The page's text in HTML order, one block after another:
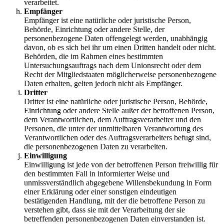
verarbeitet.
Empfänger
Empfänger ist eine natürliche oder juristische Person,
Behörde, Einrichtung oder andere Stelle, der
personenbezogene Daten offengelegt werden, unabhängig
davon, ob es sich bei ihr um einen Dritten handelt oder nicht.
Behörden, die im Rahmen eines bestimmten
Untersuchungsauftrags nach dem Unionsrecht oder dem
Recht der Mitgliedstaaten möglicherweise personenbezogene
Daten erhalten, gelten jedoch nicht als Empfänger.
Dritter
Dritter ist eine natürliche oder juristische Person, Behörde,
Einrichtung oder andere Stelle außer der betroffenen Person,
dem Verantwortlichen, dem Auftragsverarbeiter und den
Personen, die unter der unmittelbaren Verantwortung des
Verantwortlichen oder des Auftragsverarbeiters befugt sind,
die personenbezogenen Daten zu verarbeiten.
Einwilligung
Einwilligung ist jede von der betroffenen Person freiwillig für
den bestimmten Fall in informierter Weise und
unmissverständlich abgegebene Willensbekundung in Form
einer Erklärung oder einer sonstigen eindeutigen
bestätigenden Handlung, mit der die betroffene Person zu
verstehen gibt, dass sie mit der Verarbeitung der sie
betreffenden personenbezogenen Daten einverstanden ist.